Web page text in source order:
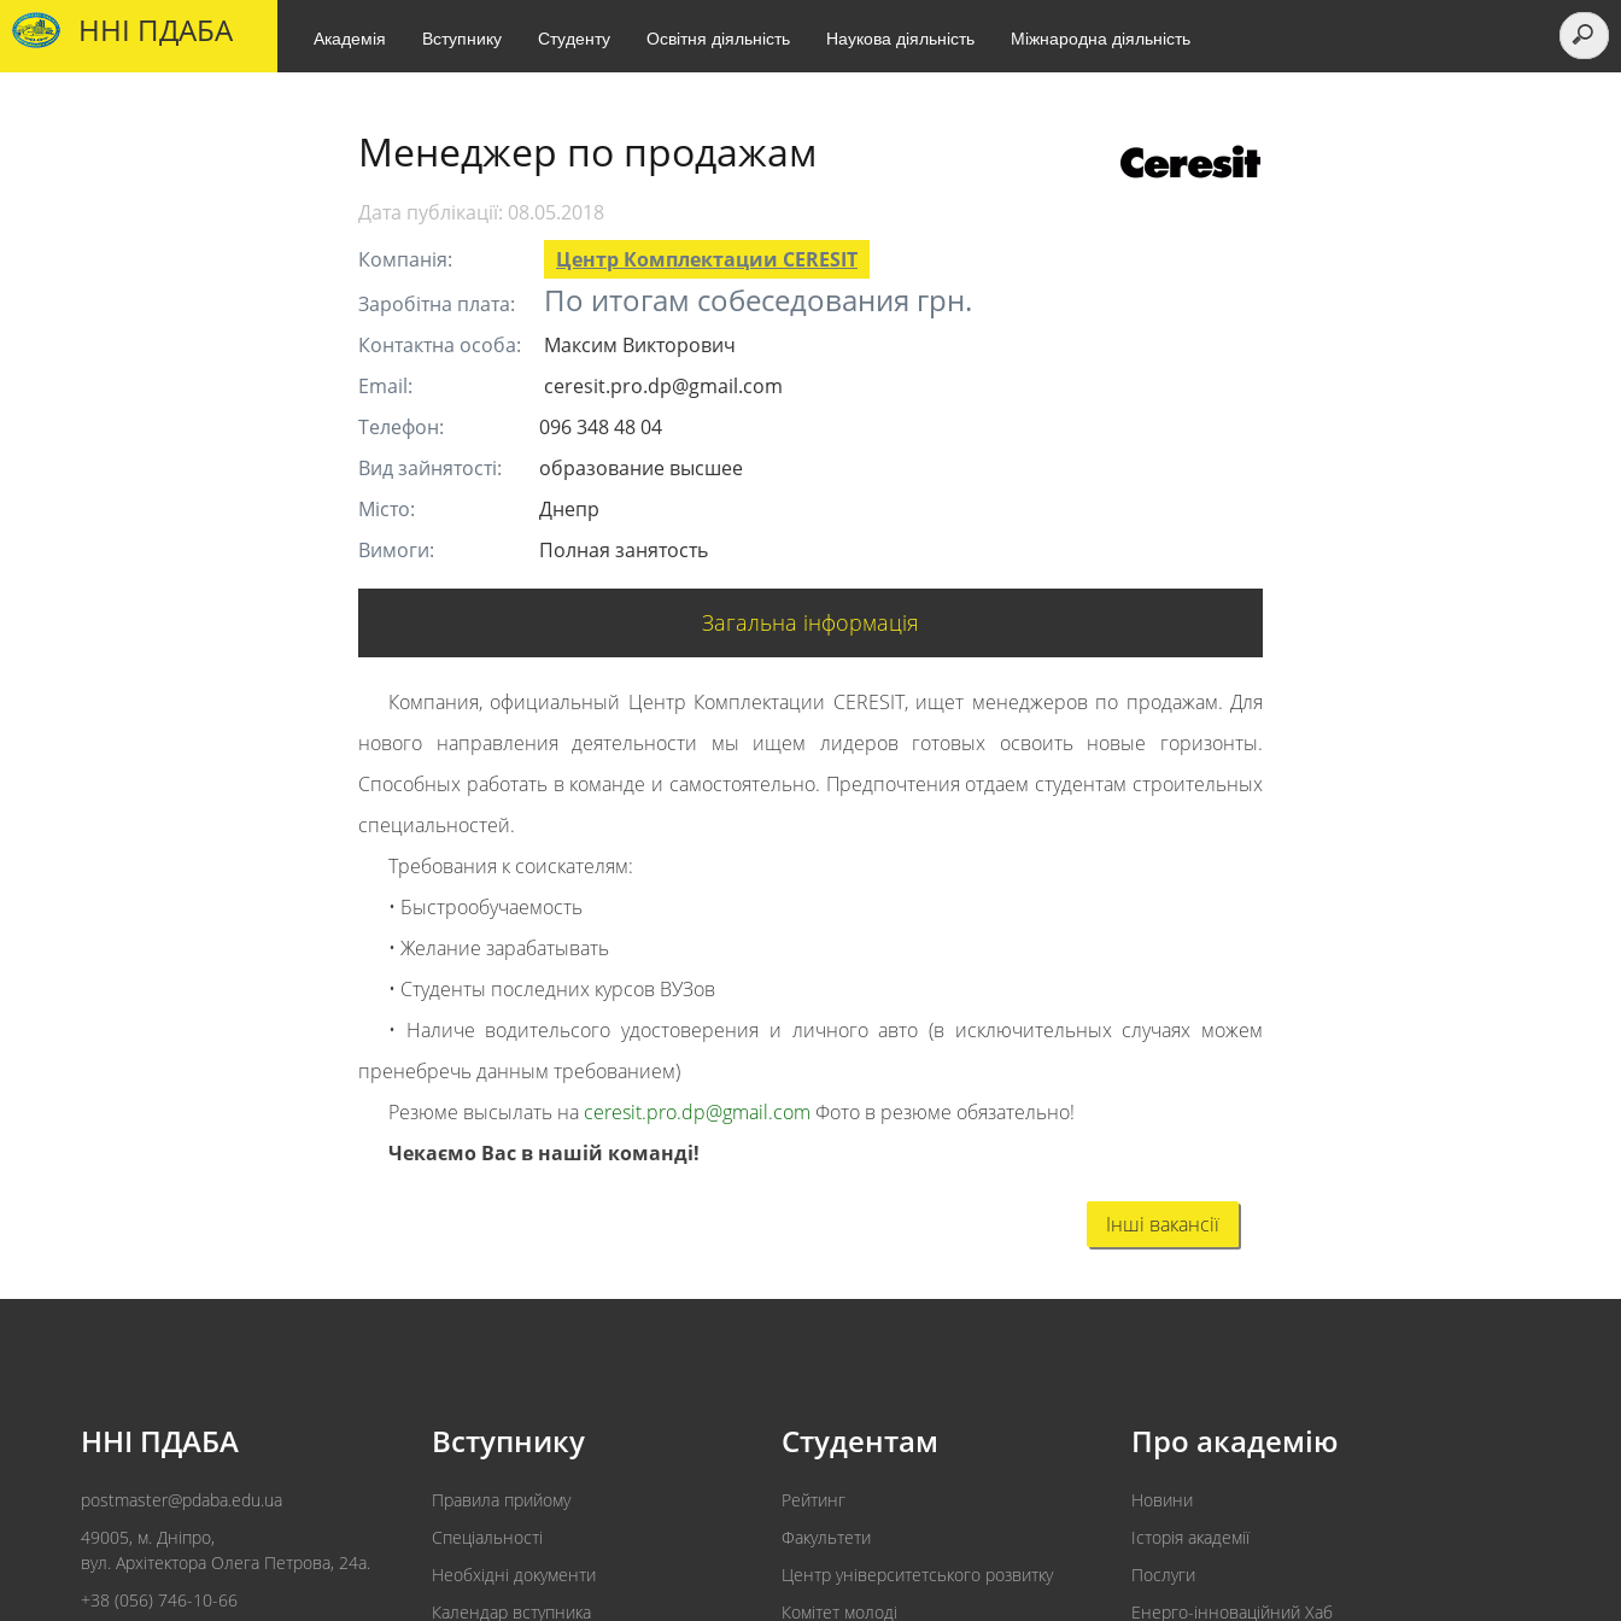
ННІ ПДАБА Академія Вступнику Студенту Освітня діяльність Наукова діяльність Міжнародна діяльність
Менеджер по продажам
Дата публікації: 08.05.2018
Компанія:
Центр Комплектации CERESIT
Заробітна плата:
По итогам собеседования грн.
Контактна особа:
Максим Викторович
Email:
ceresit.pro.dp@gmail.com
Телефон:
096 348 48 04
Вид зайнятості:
образование высшее
Місто:
Днепр
Вимоги:
Полная занятость
Загальна інформація
Компания, официальный Центр Комплектации CERESIT, ищет менеджеров по продажам. Для
нового направления деятельности мы ищем лидеров готовых освоить новые горизонты.
Способных работать в команде и самостоятельно. Предпочтения отдаем студентам строительных
специальностей.
Требования к соискателям:
• Быстрообучаемость
• Желание зарабатывать
• Студенты последних курсов ВУЗов
• Наличе водительсого удостоверения и личного авто (в исключительных случаях можем
пренебречь данным требованием)
Резюме высылать на ceresit.pro.dp@gmail.com Фото в резюме обязательно!
Чекаємо Вас в нашій команді!
Інші вакансії
ННІ ПДАБА
postmaster@pdaba.edu.ua
49005, м. Дніпро,
вул. Архітектора Олега Петрова, 24а.
+38 (056) 746-10-66
Вступнику
Правила прийому
Спеціальності
Необхідні документи
Календар вступника
Студентам
Рейтинг
Факультети
Центр університетського розвитку
Комітет молоді
Про академію
Новини
Історія академії
Послуги
Енерго-інноваційний Хаб